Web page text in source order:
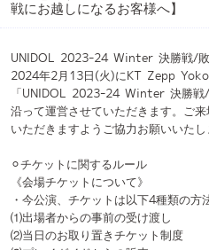
UNIDOL 2023-24 Winter 決勝戦/敗者復活
沿って運営させていただきます。ご来場いた
いただきますようご協力お願いいたします。
⚪︎チケットに関するルール
《会場チケットについて》
・今公演、チケットは以下4種類の方法でお
⑵当日のお取り置きチケット制度
⑶プレイガイドからの販売
⑷当日券の販売
チケットを受取済みのお客様は必ずチケット
い。忘れた場合は当日券でのご案内をいたしま
・如何なる事情(紛失、焼失、破損など)でも